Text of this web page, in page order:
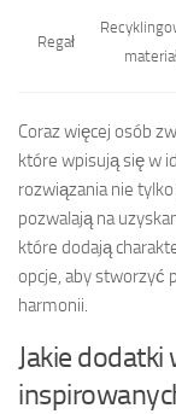
Regał
Coraz więcej osób
które wpisują się w
rozwiązania nie
pozwalają na
które dodają
opcje, aby stworzyć
harmonii.
Jakie